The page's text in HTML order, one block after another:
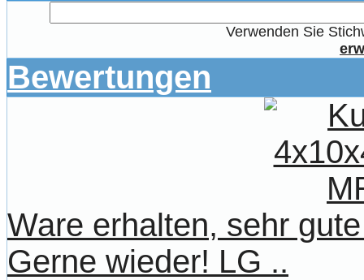
Verwenden Sie
Bewertungen
Ware erhalten, sehr
Gerne wieder! LG ..